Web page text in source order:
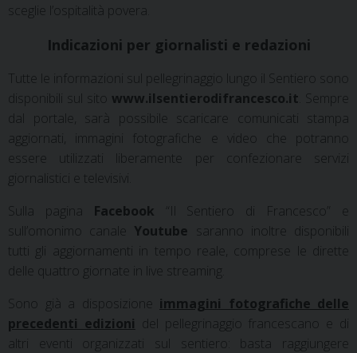
sceglie l’ospitalità povera.
Indicazioni per giornalisti e redazioni
Tutte le informazioni sul pellegrinaggio lungo il Sentiero sono
disponibili sul sito www.ilsentierodifrancesco.it . Sempre
dal portale, sarà possibile scaricare comunicati stampa
aggiornati, immagini fotografiche e video che potranno
essere utilizzati liberamente per confezionare servizi
giornalistici e televisivi.
Sulla pagina Facebook “Il Sentiero di Francesco” e
sull’omonimo canale Youtube saranno inoltre disponibili
tutti gli aggiornamenti in tempo reale, comprese le dirette
delle quattro giornate in live streaming.
Sono già a disposizione immagini fotografiche delle
precedenti edizioni del pellegrinaggio francescano e di
altri eventi organizzati sul sentiero: basta raggiungere